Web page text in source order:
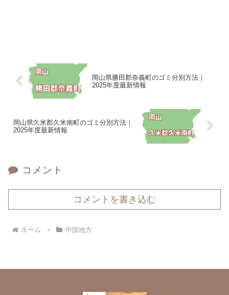
岡山県勝田郡奈義町のゴミ分別方法｜
2025年度最新情報
岡山県久米郡久米南町のゴミ分別方法｜
2025年度最新情報
コメント
コメントを書き込む
ホーム 中国地方